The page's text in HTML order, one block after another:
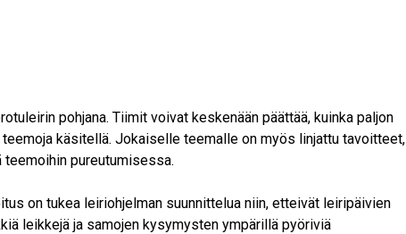
pohjana. Tiimit voivat keskenään päättää, kuinka paljon
käsitellä. Jokaiselle teemalle on myös linjattu tavoitteet,
pureutumisessa.
on tukea leiriohjelman suunnittelua niin, etteivät leiripäivien
leikkejä ja samojen kysymysten ympärillä pyöriviä